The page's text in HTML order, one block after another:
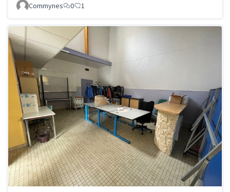
Commynes
0 1